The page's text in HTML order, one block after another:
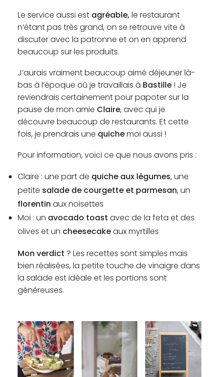
Le service aussi est agréable, le restaurant
n’étant pas très grand, on se retrouve vite à
discuter avec la patronne et on en apprend
beaucoup sur les produits.
J’aurais vraiment beaucoup aimé déjeuner là-
bas à l’époque où je travaillais à Bastille ! Je
reviendrais certainement pour papoter sur la
pause de mon amie Claire, avec qui je
découvre beaucoup de restaurants. Et cette
fois, je prendrais une quichemoi aussi !
Pour information, voici ce que nous avons pris :
Claire : une part de quiche aux légumes, une
petite salade de courgette et parmesan, un
florentin aux noisettes
Moi : un avocado toast avec de la feta et des
olives et un cheesecakeaux myrtilles
Mon verdict ? Les recettes sont simples mais
bien réalisées, la petite touche de vinaigre dans
la salade est idéale et les portions sont
généreuses.